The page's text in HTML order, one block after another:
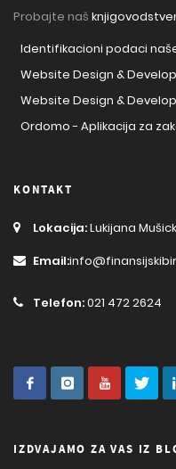
Probajte naš
Identifikacioni podaci
Website Design &
Website Design &
Ordomo - Aplikacija za
KONTAKT
Lokacija:Lukijana
Email:
Telefon:021 472 2624
IZDVAJAMO ZA VAS IZ